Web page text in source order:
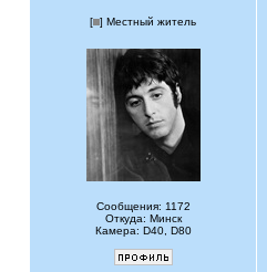
[ ] Местный житель
Сообщения: 1172
Откуда: Минск
Камера: D40, D80